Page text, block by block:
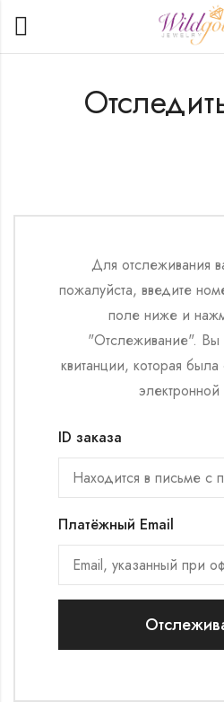
Для отслеживания
пожалуйста, введите
поле ниже и
"Отслеживание". Вы
квитанции, которая
электронной
ID заказа
Платёжный Email